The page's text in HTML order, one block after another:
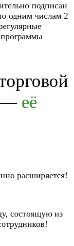
подписан
одним числам 2
— её
расширяется!
состоящую из